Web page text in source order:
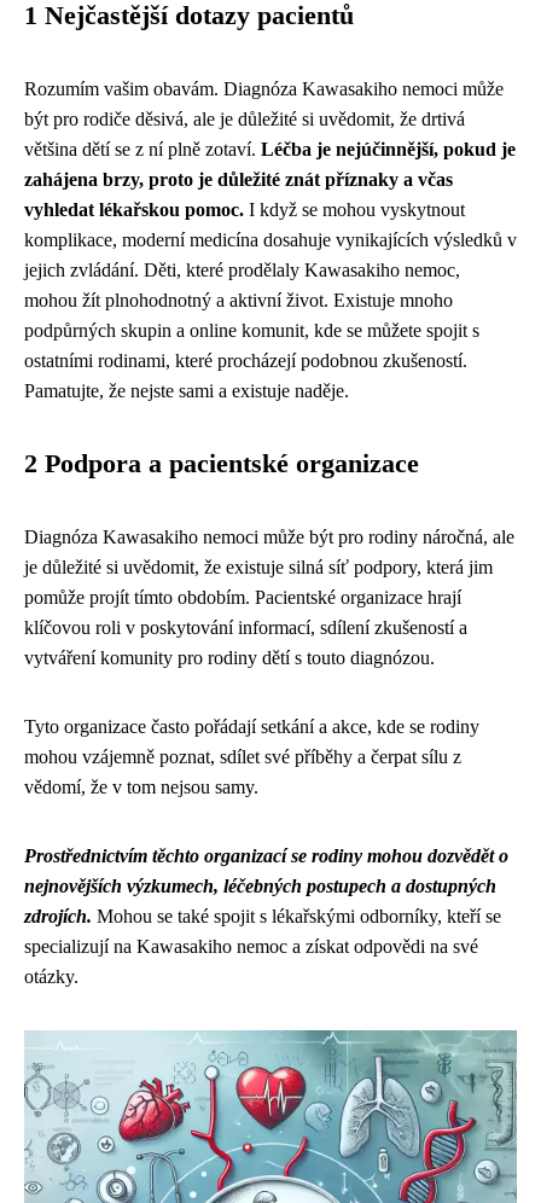
1 Nejčastější dotazy pacientů
Rozumím vašim obavám. Diagnóza Kawasakiho nemoci může
být pro rodiče děsivá, ale je důležité si uvědomit, že drtivá
většina dětí se z ní plně zotaví. Léčba je nejúčinnější, pokud je
zahájena brzy, proto je důležité znát příznaky a včas
vyhledat lékařskou pomoc. I když se mohou vyskytnout
komplikace, moderní medicína dosahuje vynikajících výsledků v
jejich zvládání. Děti, které prodělaly Kawasakiho nemoc,
mohou žít plnohodnotný a aktivní život. Existuje mnoho
podpůrných skupin a online komunit, kde se můžete spojit s
ostatními rodinami, které procházejí podobnou zkušeností.
Pamatujte, že nejste sami a existuje naděje.
2 Podpora a pacientské organizace
Diagnóza Kawasakiho nemoci může být pro rodiny náročná, ale
je důležité si uvědomit, že existuje silná síť podpory, která jim
pomůže projít tímto obdobím. Pacientské organizace hrají
klíčovou roli v poskytování informací, sdílení zkušeností a
vytváření komunity pro rodiny dětí s touto diagnózou.
Tyto organizace často pořádají setkání a akce, kde se rodiny
mohou vzájemně poznat, sdílet své příběhy a čerpat sílu z
vědomí, že v tom nejsou samy.
Prostřednictvím těchto organizací se rodiny mohou dozvědět o
nejnovějších výzkumech, léčebných postupech a dostupných
zdrojích. Mohou se také spojit s lékařskými odborníky, kteří se
specializují na Kawasakiho nemoc a získat odpovědi na své
otázky.